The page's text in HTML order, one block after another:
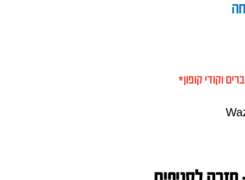
וקודי קופון*